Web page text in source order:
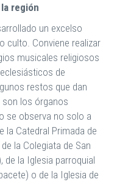
región
un excelso
culto. Conviene realizar
musicales religiosos
de
restos que dan
son los órganos
se observa no solo a
Catedral Primada de
la Colegiata de San
de la Iglesia parroquial
o de la Iglesia de